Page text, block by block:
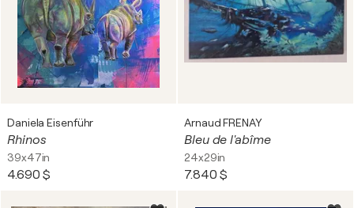
Daniela Eisenführ
Rhinos
39x47in
4.690 $
Arnaud FRENAY
Bleu de l'abîme
24x29in
7.840 $